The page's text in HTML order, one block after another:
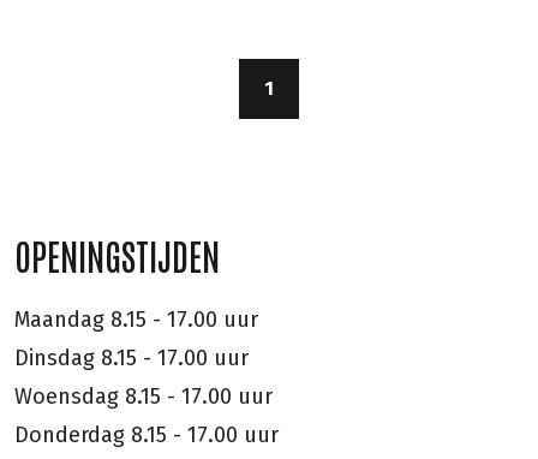
1
OPENINGSTIJDEN
Maandag 8.15 - 17.00 uur
Dinsdag 8.15 - 17.00 uur
Woensdag 8.15 - 17.00 uur
Donderdag 8.15 - 17.00 uur